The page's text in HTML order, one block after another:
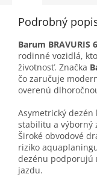
Podrobný
Barum BRAVURIS 6
rodinné vozidlá,
životnosť. Značka
čo zaručuje
overenú
Asymetrický
stabilitu a výborný
Široké obvodové
riziko
dezénu podporujú
jazdu.